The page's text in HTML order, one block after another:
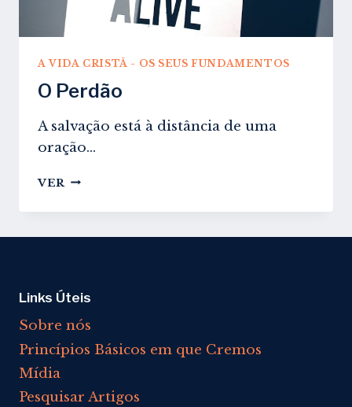
A VIDA CRISTÃ - OS SEUS FUNDAMENTOS
O Perdão
A salvação está à distância de uma
oração…
VER O
Links Úteis
Sobre nós
Princípios Básicos em que Cremos
Mídia
Pesquisar Artigos